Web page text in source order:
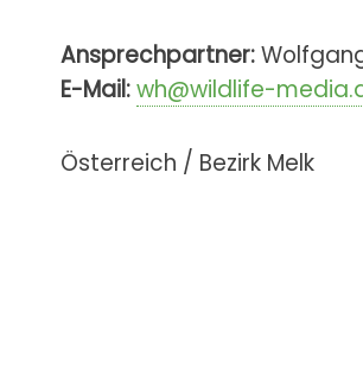
Ansprechpartner:
E-Mail:wh@wildlife-
Österreich / Bezirk Melk